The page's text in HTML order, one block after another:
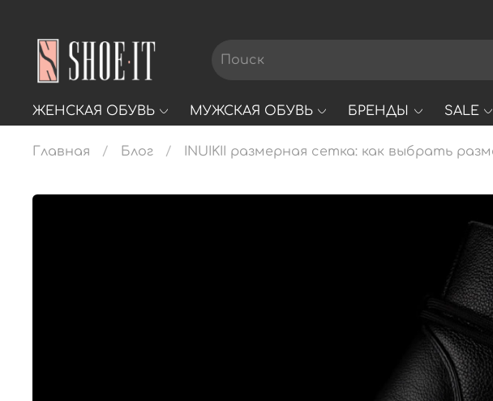
ЖЕНСКАЯ ОБУВЬ МУЖСКАЯ ОБУВЬ БРЕНДЫ SALE
Главная Блог INUIKII размерная сетка: как выбрать